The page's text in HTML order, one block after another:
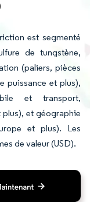
est segmenté
de tungstène,
(paliers, pièces
puissance et plus),
et transport,
et géographie
et plus). Les
de valeur (USD).